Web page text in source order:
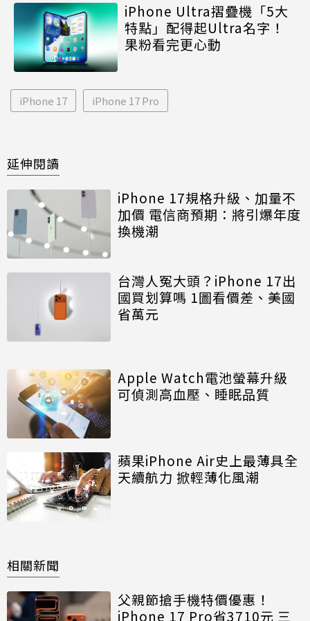
iPhone Ultra摺疊機「5大
特點」配得起Ultra名字！
果粉看完更心動
iPhone 17 iPhone 17 Pro
延伸閱讀
iPhone 17規格升級、加量不
加價 電信商預期：將引爆年度
換機潮
台灣人冤大頭？iPhone 17出
國買划算嗎 1圖看價差、美國
省萬元
Apple Watch電池螢幕升級
可偵測高血壓、睡眠品質
蘋果iPhone Air史上最薄具全
天續航力 掀輕薄化風潮
相關新聞
父親節搶手機特價優惠！
iPhone 17 Pro省3710元 三